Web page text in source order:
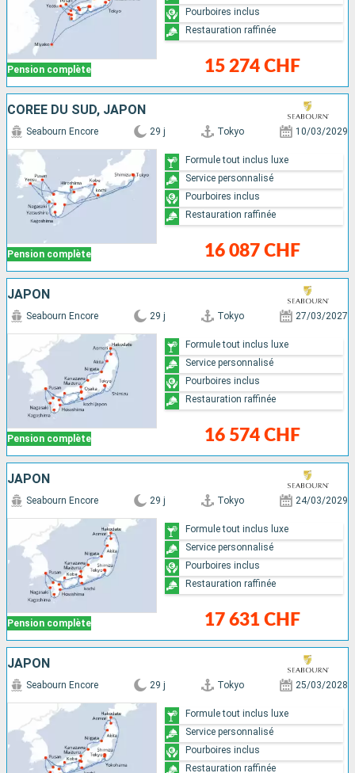
Pension complète 15 274 CHF
Pourboires inclus
Restauration raffinée
CORÉE DU SUD, JAPON
Pension complète
Seabourn Encore 29 j Tokyo 10/03/2029
16 087 CHF
Formule tout inclus luxe
Service personnalisé
Pourboires inclus
Restauration raffinée
JAPON
Pension complète
Seabourn Encore 29 j Tokyo 27/03/2027
16 574 CHF
Formule tout inclus luxe
Service personnalisé
Pourboires inclus
Restauration raffinée
JAPON
Pension complète
Seabourn Encore 29 j Tokyo 24/03/2029
17 631 CHF
Formule tout inclus luxe
Service personnalisé
Pourboires inclus
Restauration raffinée
JAPON
Seabourn Encore 29 j Tokyo 25/03/2028
Formule tout inclus luxe
Service personnalisé
Pourboires inclus
Restauration raffinée